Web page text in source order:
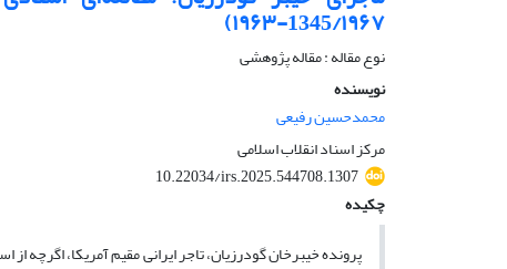
1345/۱۹۶۷-۱۹۶۳)
نوع مقاله : مقاله پژوهشی
نویسنده
محمدحسین رفیعی
مرکز اسناد انقلاب اسلامی
10.22034/irs.2025.544708.1307
چکیده
پرونده خیبرخان گودرزیان، تاجر ایرانی مقیم آمریکا،